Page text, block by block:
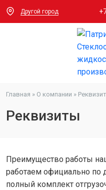
Другой город
Главная » О компании »
Реквизиты
Преимущество работы
работаем официально по
полный комплект